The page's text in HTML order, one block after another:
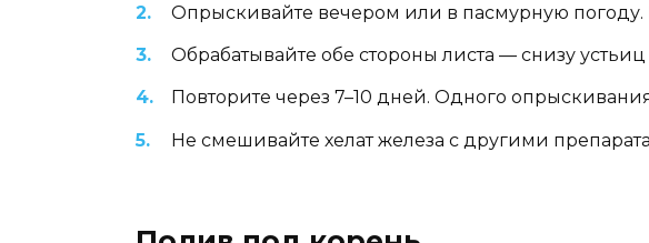
Опрыскивайте вечером или в пасмурную погоду.
Обрабатывайте обе стороны листа — снизу
Повторите через 7–10 дней. Одного
Не смешивайте хелат железа с другими